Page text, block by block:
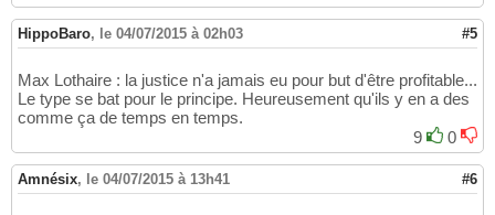
HippoBaro, le 04/07/2015 à 02h03 #5
Max Lothaire : la justice n'a jamais eu pour but d'être profitable...
Le type se bat pour le principe. Heureusement qu'ils y en a des
comme ça de temps en temps.
9
0
Amnésix, le 04/07/2015 à 13h41 #6